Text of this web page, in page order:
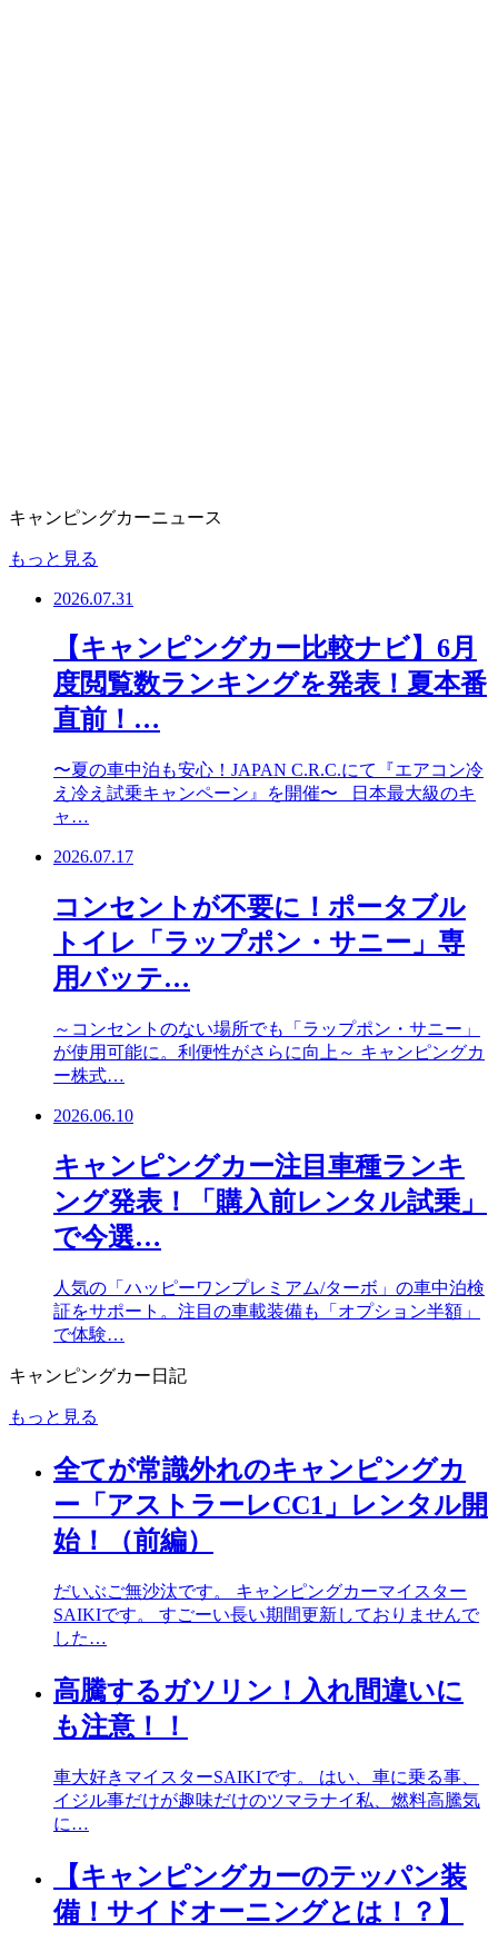
キャンピングカーニュース
もっと見る
2026.07.31
【キャンピングカー比較ナビ】6月
度閲覧数ランキングを発表！夏本番
直前！…
〜夏の車中泊も安心！JAPAN C.R.C.にて『エアコン冷
え冷え試乗キャンペーン』を開催〜 日本最大級のキ
ャ…
2026.07.17
コンセントが不要に！ポータブル
トイレ「ラップポン・サニー」専
用バッテ…
～コンセントのない場所でも「ラップポン・サニー」
が使用可能に。利便性がさらに向上～ キャンピングカ
ー株式…
2026.06.10
キャンピングカー注目車種ランキ
ング発表！「購入前レンタル試乗」
で今選…
人気の「ハッピーワンプレミアム/ターボ」の車中泊検
証をサポート。注目の車載装備も「オプション半額」
で体験…
キャンピングカー日記
もっと見る
全てが常識外れのキャンピングカ
ー「アストラーレCC1」レンタル開
始！（前編）
だいぶご無沙汰です。 キャンピングカーマイスター
SAIKIです。 すごーい長い期間更新しておりませんで
した…
高騰するガソリン！入れ間違いに
も注意！！
車大好きマイスターSAIKIです。 はい、車に乗る事、
イジル事だけが趣味だけのツマラナイ私、燃料高騰気
に…
【キャンピングカーのテッパン装
備！サイドオーニングとは！？】